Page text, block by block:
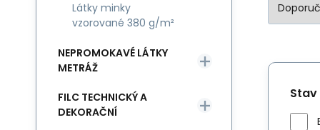
Stav
Látky minky
vzorované 380 g/m²
NEPROMOKAVÉ LÁTKY
METRÁŽ
FILC TECHNICKÝ A
DEKORAČNÍ